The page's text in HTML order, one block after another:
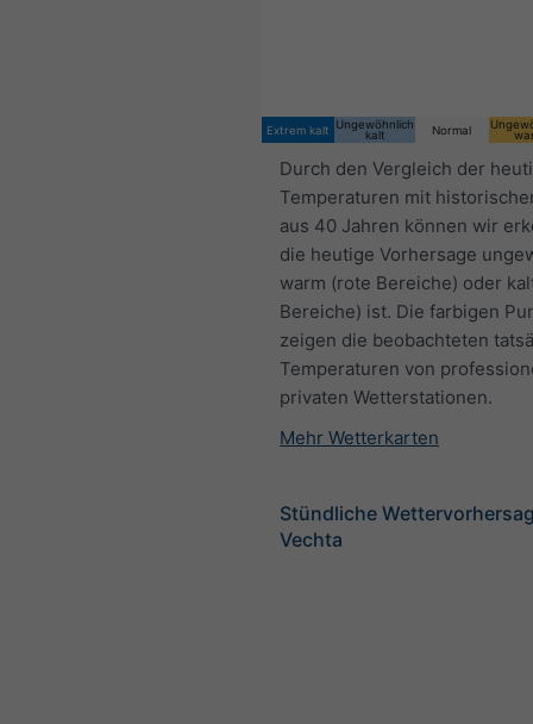
Extrem kalt
Ungewöhnlich
kalt
Normal
Durch den Vergleich der
Temperaturen mit
aus 40 Jahren können wir
die heutige Vorhersage
warm (rote Bereiche) oder
Bereiche) ist. Die farbigen
zeigen die beobachteten
Temperaturen von
privaten Wetterstationen.
Mehr Wetterkarten
Stündliche
Vechta